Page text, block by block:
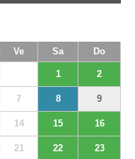
Ve Sa Do
1 2
7 8 9
14 15 16
21 22 23